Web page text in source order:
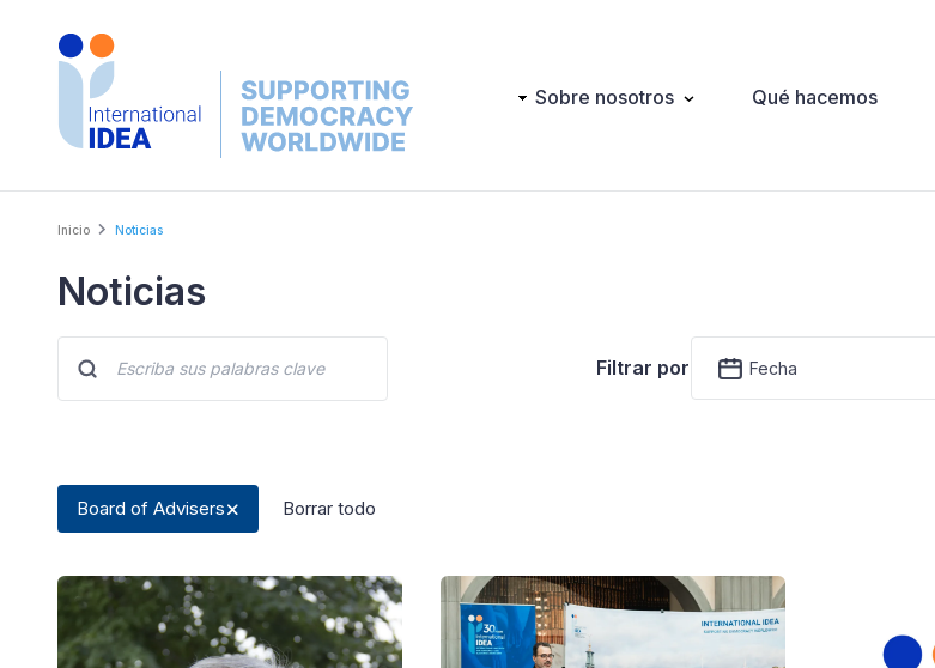
Main Sobre nosotros Qué hacemos
Breadcrumb
Inicio Noticias
Noticias
Filtrar por Fecha
Board of Advisers Borrar todo